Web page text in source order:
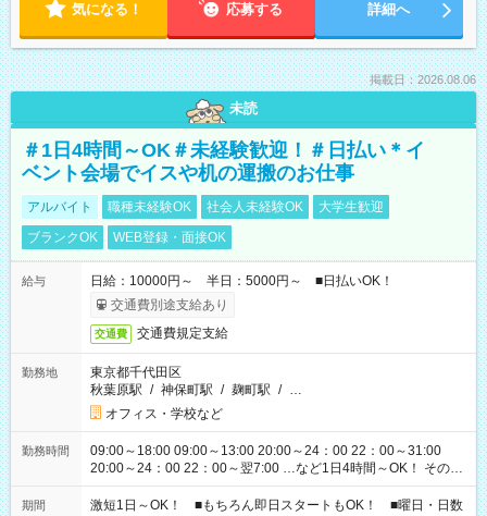
気になる！ 応募する 詳細へ
掲載日：2026.08.06
未読
＃1日4時間～OK＃未経験歓迎！＃日払い＊イ
ベント会場でイスや机の運搬のお仕事
アルバイト 職種未経験OK 社会人未経験OK
大学生歓迎
ブランクOK
WEB登録・面接OK
給与
日給：10000円～ 半日：5000円～ ■日払いOK！
交通費別途支給あり
交通費 交通費規定支給
勤務地
東京都千代田区
秋葉原駅 / 神保町駅 / 麹町駅 / …
オフィス・学校など
勤務時間
09:00～18:00 09:00～13:00 20:00～24：00 22：00～31:00
20:00～24：00 22：00～翌7:00 …など1日4時間～OK！ その他
シフトもございます！ お気軽にご相談ください！
期間
激短1日～OK！ ■もちろん即日スタートもOK！ ■曜日・日数